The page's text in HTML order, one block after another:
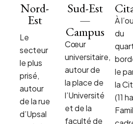
Nord-
Est
Le
secteur
le plus
prisé,
autour
de la rue
d’Upsal
Sud-Est
—
Campus
Cœur
universitaire,
autour de
la place de
l’Université
et de la
faculté de
À
du
le
la
(11